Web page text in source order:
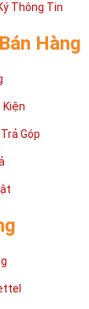
khách hàng
sẽ giúp bạn
Giang nhanh
tìm được
Thông Tin
Hàng
Kiện
Góp